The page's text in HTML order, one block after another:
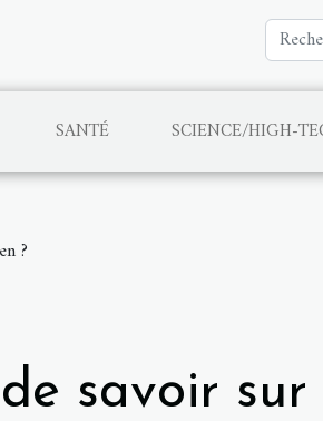
SANTÉ SCIENCE/HIGH-
?
savoir